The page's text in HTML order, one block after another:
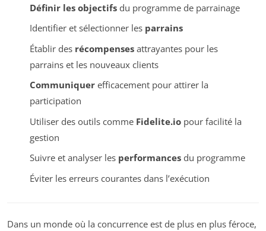
Définir les objectifsdu programme de parrainage
Identifier et sélectionner les parrains
Établir des récompensesattrayantes pour les
parrains et les nouveaux clients
Communiquerefficacement pour attirer la
participation
Utiliser des outils comme Fidelite.iopour facilité la
gestion
Suivre et analyser les performancesdu programme
Éviter les erreurs courantes dans l’exécution
Dans un monde où la concurrence est de plus en plus féroce,